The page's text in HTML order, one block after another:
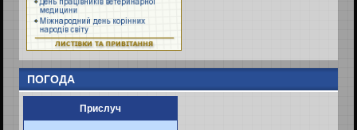
ПОГОДА
Прислуч